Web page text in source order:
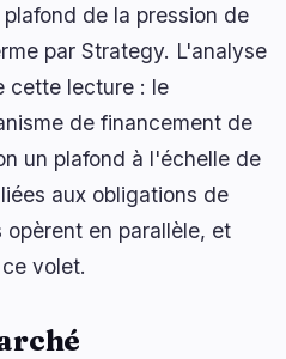
de la pression de
par Strategy. L'analyse
cette lecture : le
de financement de
un plafond à l'échelle de
aux obligations de
en parallèle, et
volet.